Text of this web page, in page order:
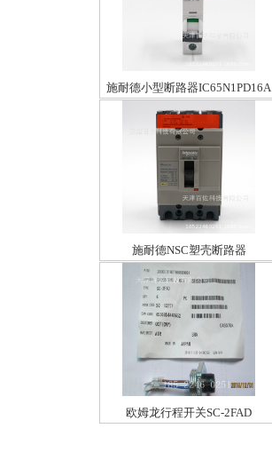
施耐德小型断路器IC65N1PD16A
施耐德NSC塑壳断路器
NSC100S3050N
欧姆龙行程开关SC-2FAD